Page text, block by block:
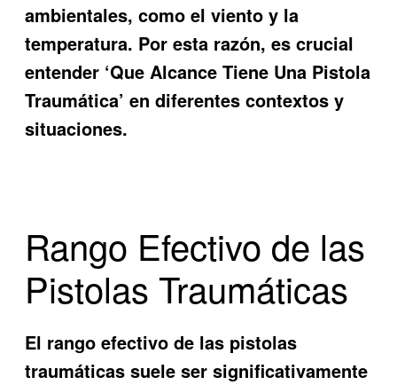
ambientales, como el viento y la
temperatura. Por esta razón, es crucial
entender ‘Que Alcance Tiene Una Pistola
Traumática’ en diferentes contextos y
situaciones.
Rango Efectivo de las
Pistolas Traumáticas
El rango efectivo de las pistolas
traumáticas suele ser significativamente